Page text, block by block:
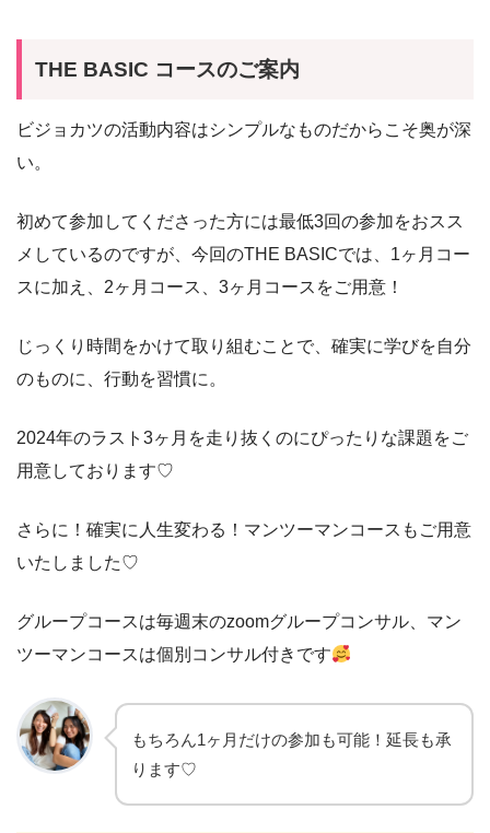
THE BASIC コースのご案内
ビジョカツの活動内容はシンプルなものだからこそ奥が深
い。
初めて参加してくださった方には最低3回の参加をおスス
メしているのですが、今回のTHE BASICでは、1ヶ月コー
スに加え、2ヶ月コース、3ヶ月コースをご用意！
じっくり時間をかけて取り組むことで、確実に学びを自分
のものに、行動を習慣に。
2024年のラスト3ヶ月を走り抜くのにぴったりな課題をご
用意しております♡
さらに！確実に人生変わる！マンツーマンコースもご用意
いたしました♡
グループコースは毎週末のzoomグループコンサル、マン
ツーマンコースは個別コンサル付きです
もちろん1ヶ月だけの参加も可能！延長も承
ります♡